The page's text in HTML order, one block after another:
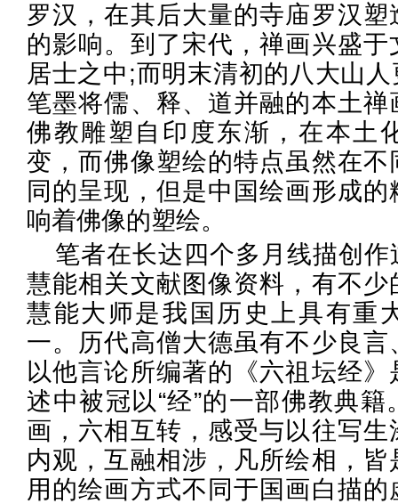
罗汉，在其后大量的寺庙罗汉
的影响。到了宋代，禅画兴盛
居士之中;而明末清初的八大山
笔墨将儒、释、道并融的本土
佛教雕塑自印度东渐，在本土
变，而佛像塑绘的特点虽然在
同的呈现，但是中国绘画形成
响着佛像的塑绘。
笔者在长达四个多月线描创
慧能相关文献图像资料，有不
慧能大师是我国历史上具有重
一。历代高僧大德虽有不少良
以他言论所编著的《六祖坛经
述中被冠以“经”的一部佛教典
画，六相互转，感受与以往写
内观，互融相涉，凡所绘相，
用的绘画方式不同于国画白描